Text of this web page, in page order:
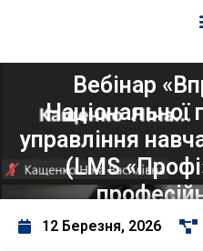
Вебінар
управління
(LMS
12 Березня, 2026